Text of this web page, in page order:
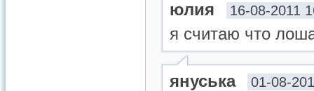
юлия 16-08-2011
я считаю что
януська 01-08-